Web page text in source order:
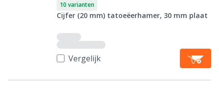
10 varianten
Cijfer (20 mm) tatoeëerhamer, 30 mm plaat
Vergelijk